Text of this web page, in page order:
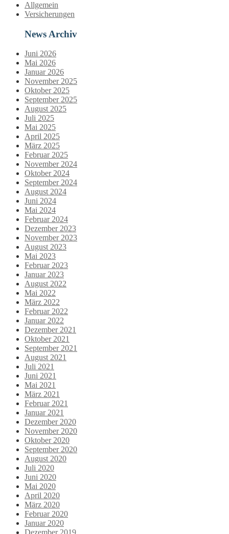
Allgemein
Versicherungen
News Archiv
Juni 2026
Mai 2026
Januar 2026
November 2025
Oktober 2025
September 2025
August 2025
Juli 2025
Mai 2025
April 2025
März 2025
Februar 2025
November 2024
Oktober 2024
September 2024
August 2024
Juni 2024
Mai 2024
Februar 2024
Dezember 2023
November 2023
August 2023
Mai 2023
Februar 2023
Januar 2023
August 2022
Mai 2022
März 2022
Februar 2022
Januar 2022
Dezember 2021
Oktober 2021
September 2021
August 2021
Juli 2021
Juni 2021
Mai 2021
März 2021
Februar 2021
Januar 2021
Dezember 2020
November 2020
Oktober 2020
September 2020
August 2020
Juli 2020
Juni 2020
Mai 2020
April 2020
März 2020
Februar 2020
Januar 2020